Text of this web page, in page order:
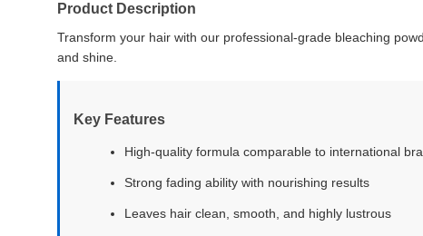
Product Description
Transform your hair with our professional-grade bleaching
and shine.
Key Features
High-quality formula comparable to international
Strong fading ability with nourishing results
Leaves hair clean, smooth, and highly lustrous